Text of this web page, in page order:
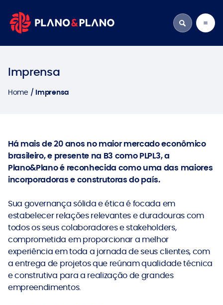
Imprensa
Home Imprensa
Há mais de 20 anos no maior mercado econômico
brasileiro, e presente na B3 como PLPL3, a
Plano&Plano é reconhecida como uma das maiores
incorporadoras e construtoras do país.
Sua governança sólida e ética é focada em
estabelecer relações relevantes e duradouras com
todos os seus colaboradores e stakeholders,
comprometida em proporcionar a melhor
experiência em toda a jornada de seus clientes, com
a entrega de projetos que reúnam qualidade técnica
e construtiva para a realização de grandes
empreendimentos.